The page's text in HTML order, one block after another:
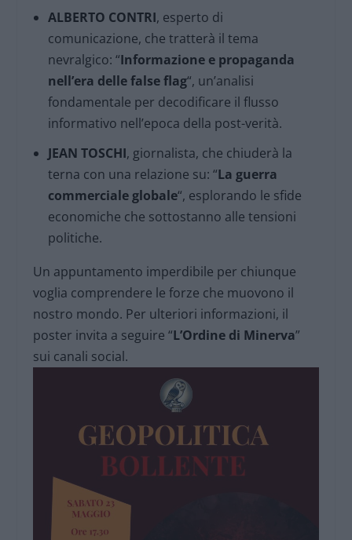
ALBERTO CONTRI, esperto di
comunicazione, che tratterà il tema
nevralgico: “Informazione e propaganda
nell’era delle false flag“, un’analisi
fondamentale per decodificare il flusso
informativo nell’epoca della post-verità.
JEAN TOSCHI, giornalista, che chiuderà la
terna con una relazione su: “La guerra
commerciale globale“, esplorando le sfide
economiche che sottostanno alle tensioni
politiche.
Un appuntamento imperdibile per chiunque
voglia comprendere le forze che muovono il
nostro mondo. Per ulteriori informazioni, il
poster invita a seguire “L’Ordine di Minerva”
sui canali social.